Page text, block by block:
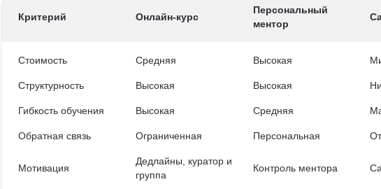
Критерий Онлайн-курс
Персональный
ментор
Стоимость Средняя Высокая
Структурность Высокая Высокая
Гибкость обучения Высокая Средняя
Обратная связь Ограниченная Персональная
Мотивация
Дедлайны, куратор и
группа
Контроль ментора